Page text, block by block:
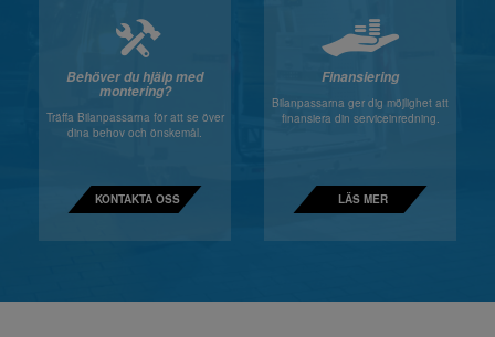
Behöver du hjälp med
montering?
Träffa Bilanpassarna för att se över
dina behov och önskemål.
KONTAKTA OSS
Finansiering
Bilanpassarna ger dig möjlighet att
finansiera din serviceinredning.
LÄS MER